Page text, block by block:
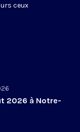
ceux
2026 à Notre-